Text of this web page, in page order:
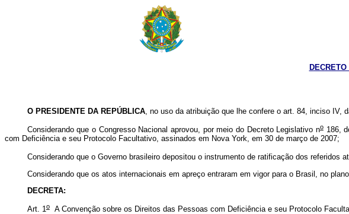
O PRESIDENTE DA REPÚBLICA, no uso da atribuição que lhe confere o art. 84, inciso IV,
Considerando que o Congresso Nacional aprovou, por meio do Decreto Legislativo no186,
com Deficiência e seu Protocolo Facultativo, assinados em Nova York, em 30 de março de 2007;
Considerando que o Governo brasileiro depositou o instrumento de ratificação dos referidos
Considerando que os atos internacionais em apreço entraram em vigor para o Brasil, no
DECRETA:
Art. 1oA Convenção sobre os Direitos das Pessoas com Deficiência e seu Protocolo